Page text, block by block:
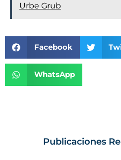
Urbe Grub
Facebook
WhatsApp
Publicaciones